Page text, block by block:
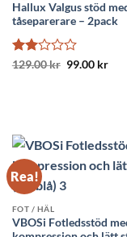
Hallux Valgus stöd
tåseparerare – 2pack
Betygsatt
129.00kr Det
99.00 krDet
Rea!
FOT / HÄL
VBOSi Fotledsstöd